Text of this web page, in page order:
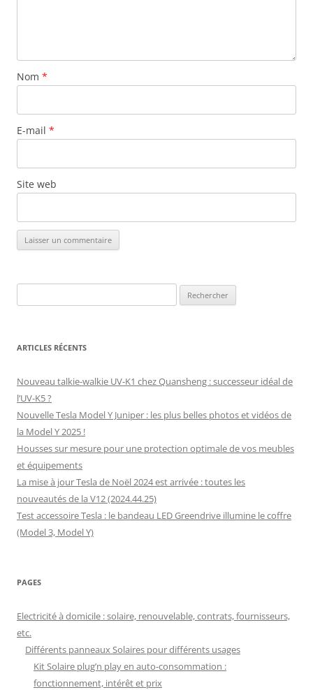
Nom *
E-mail *
Site web
ARTICLES RÉCENTS
Nouveau talkie-walkie UV-K1 chez Quansheng : successeur idéal de
l’UV-K5 ?
Nouvelle Tesla Model Y Juniper : les plus belles photos et vidéos de
la Model Y 2025 !
Housses sur mesure pour une protection optimale de vos meubles
et équipements
La mise à jour Tesla de Noël 2024 est arrivée : toutes les
nouveautés de la V12 (2024.44.25)
Test accessoire Tesla : le bandeau LED Greendrive illumine le coffre
(Model 3, Model Y)
PAGES
Electricité à domicile : solaire, renouvelable, contrats, fournisseurs,
etc.
Différents panneaux Solaires pour différents usages
Kit Solaire plug’n play en auto-consommation :
fonctionnement, intérêt et prix